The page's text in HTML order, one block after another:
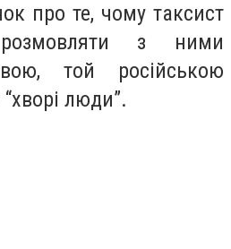
про те, чому таксист
розмовляти з ними
той російською
люди”.